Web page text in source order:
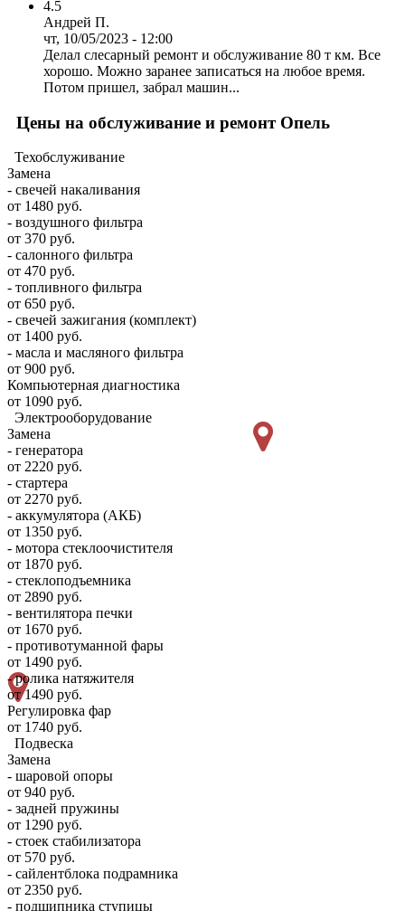
4.5
Андрей П.
чт, 10/05/2023 - 12:00
Делал слесарный ремонт и обслуживание 80 т км. Все
хорошо. Можно заранее записаться на любое время.
Потом пришел, забрал машин...
Цены на обслуживание и ремонт Опель
Техобслуживание
Замена
- свечей накаливания
от 1480 руб.
- воздушного фильтра
от 370 руб.
- салонного фильтра
от 470 руб.
- топливного фильтра
от 650 руб.
- свечей зажигания (комплект)
от 1400 руб.
- масла и масляного фильтра
от 900 руб.
Компьютерная диагностика
от 1090 руб.
Электрооборудование
Замена
- генератора
от 2220 руб.
- стартера
от 2270 руб.
- аккумулятора (АКБ)
от 1350 руб.
- мотора стеклоочистителя
от 1870 руб.
- стеклоподъемника
от 2890 руб.
- вентилятора печки
от 1670 руб.
- противотуманной фары
от 1490 руб.
- ролика натяжителя
от 1490 руб.
Регулировка фар
от 1740 руб.
Подвеска
Замена
- шаровой опоры
от 940 руб.
- задней пружины
от 1290 руб.
- стоек стабилизатора
от 570 руб.
- сайлентблока подрамника
от 2350 руб.
- подшипника ступицы